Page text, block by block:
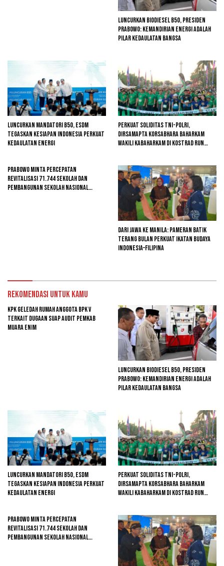
Luncurkan Biodiesel B50, Presiden
Prabowo: Kemandirian Energi adalah
Pilar Kedaulatan Bangsa
Luncurkan Mandatori B50, ESDM
Tegaskan Kesiapan Indonesia Perkuat
Kedaulatan Energi
Perkuat Soliditas TNI-Polri,
Dirsamapta Korsabhara Baharkam
Wakili Kabaharkam di Kostrad Run
Prabowo Minta Percepatan
Revitalisasi 71.744 Sekolah dan
Pembangunan Sekolah Nasional
Dari Jawa ke Manila: Pameran Batik
Terang Bulan Perkuat Ikatan Budaya
Indonesia–Filipina
Rekomendasi untuk kamu
KPK Geledah Rumah Anggota BPK V
Terkait Dugaan Suap Audit Pemkab
Muara Enim
Luncurkan Biodiesel B50, Presiden
Prabowo: Kemandirian Energi adalah
Pilar Kedaulatan Bangsa
Luncurkan Mandatori B50, ESDM
Tegaskan Kesiapan Indonesia Perkuat
Kedaulatan Energi
Perkuat Soliditas TNI-Polri,
Dirsamapta Korsabhara Baharkam
Wakili Kabaharkam di Kostrad Run
Prabowo Minta Percepatan
Revitalisasi 71.744 Sekolah dan
Pembangunan Sekolah Nasional